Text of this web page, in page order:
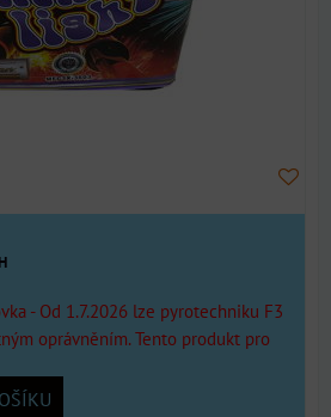
- Od 1.7.2026 lze pyrotechniku F3
oprávněním. Tento produkt pro